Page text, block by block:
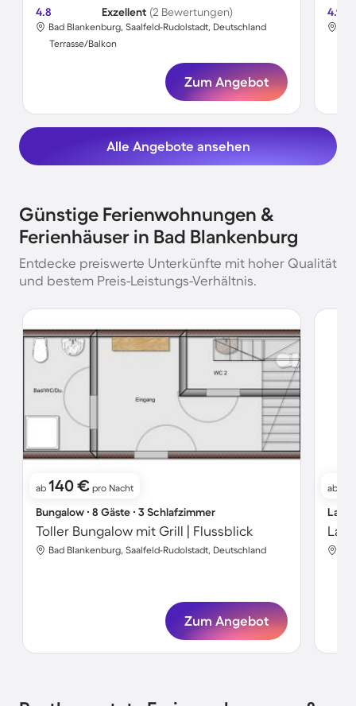
4.8 Exzellent (2 Bewertungen)
Bad Blankenburg, Saalfeld-Rudolstadt, Deutschland
Terrasse/Balkon
Zum Angebot
4.9
Alle Angebote ansehen
Günstige Ferienwohnungen &
Ferienhäuser in Bad Blankenburg
Entdecke preiswerte Unterkünfte mit hoher Qualität
und bestem Preis-Leistungs-Verhältnis.
ab 140 € pro Nacht
Bungalow ∙ 8 Gäste ∙ 3 Schlafzimmer
Toller Bungalow mit Grill | Flussblick
Bad Blankenburg, Saalfeld-Rudolstadt, Deutschland
Zum Angebot
ab